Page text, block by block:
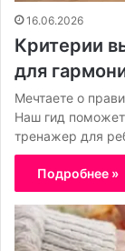
16.06.2026
Критерии
для
Мечтаете о
Наш гид
тренажер для
Подробнее »